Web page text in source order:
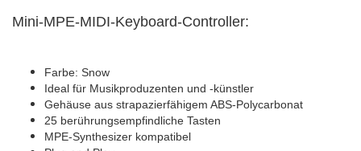
Mini-MPE-MIDI-Keyboard-Controller:
Farbe: Snow
Ideal für Musikproduzenten und -künstler
Gehäuse aus strapazierfähigem ABS-Polycarbonat
25 berührungsempfindliche Tasten
MPE-Synthesizer kompatibel